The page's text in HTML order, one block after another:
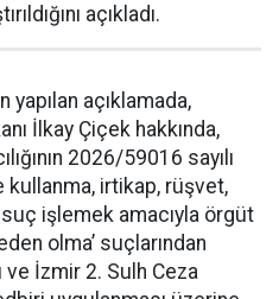
açıkladı.
yapılan açıklamada,
İlkay Çiçek hakkında,
2026/59016 sayılı
kullanma, irtikap, rüşvet,
işlemek amacıyla örgüt
olma’ suçlarından
İzmir 2. Sulh Ceza